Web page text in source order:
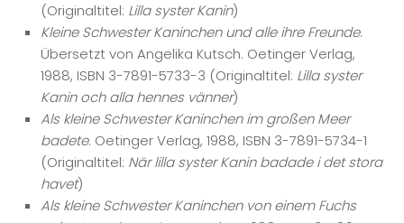
(Originaltitel: Lilla syster Kanin)
Kleine Schwester Kaninchen und alle ihre Freunde.
Übersetzt von Angelika Kutsch. Oetinger Verlag,
1988, ISBN 3-7891-5733-3 (Originaltitel: Lilla syster
Kanin och alla hennes vänner)
Als kleine Schwester Kaninchen im großen Meer
badete. Oetinger Verlag, 1988, ISBN 3-7891-5734-1
(Originaltitel: När lilla syster Kanin badade i det stora
havet)
Als kleine Schwester Kaninchen von einem Fuchs